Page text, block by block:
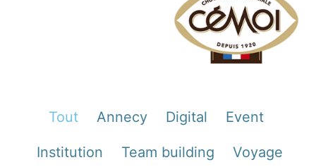
Tout Annecy Digital Event
Institution Team building Voyage